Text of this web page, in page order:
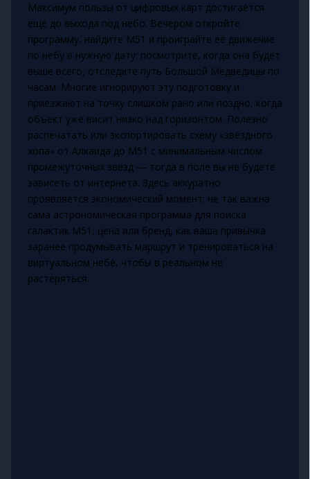
Максимум пользы от цифровых карт достигается
ещё до выхода под небо. Вечером откройте
программу, найдите M51 и проиграйте её движение
по небу в нужную дату: посмотрите, когда она будет
выше всего, отследите путь Большой Медведицы по
часам. Многие игнорируют эту подготовку и
приезжают на точку слишком рано или поздно, когда
объект уже висит низко над горизонтом. Полезно
распечатать или экспортировать схему «звёздного
хопа» от Алкаида до M51 с минимальным числом
промежуточных звёзд — тогда в поле вы не будете
зависеть от интернета. Здесь аккуратно
проявляется экономический момент: не так важна
сама астрономическая программа для поиска
галактик M51, цена или бренд, как ваша привычка
заранее продумывать маршрут и тренироваться на
виртуальном небе, чтобы в реальном не
растеряться.